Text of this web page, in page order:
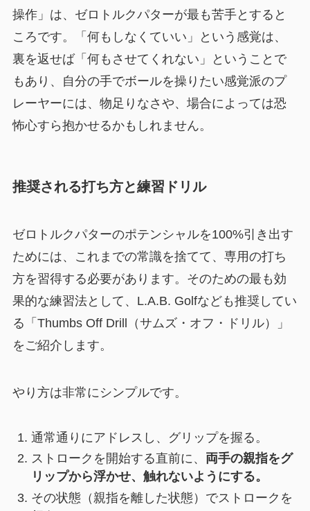
操作」は、ゼロトルクパターが最も苦手とすると
ころです。「何もしなくていい」という感覚は、
裏を返せば「何もさせてくれない」ということで
もあり、自分の手でボールを操りたい感覚派のプ
レーヤーには、物足りなさや、場合によっては恐
怖心すら抱かせるかもしれません。
推奨される打ち方と練習ドリル
ゼロトルクパターのポテンシャルを100%引き出す
ためには、これまでの常識を捨てて、専用の打ち
方を習得する必要があります。そのための最も効
果的な練習法として、L.A.B. Golfなども推奨してい
る「Thumbs Off Drill（サムズ・オフ・ドリル）」
をご紹介します。
やり方は非常にシンプルです。
通常通りにアドレスし、グリップを握る。
ストロークを開始する直前に、 両手の親指をグ
リップから浮かせ、触れないようにする。
その状態（親指を離した状態）でストロークを